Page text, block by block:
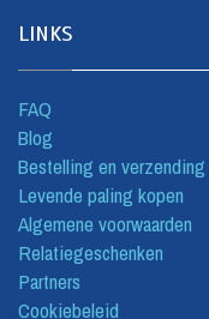
LINKS
FAQ
Blog
Bestelling en verzending
Levende paling kopen
Algemene voorwaarden
Relatiegeschenken
Partners
Cookiebeleid